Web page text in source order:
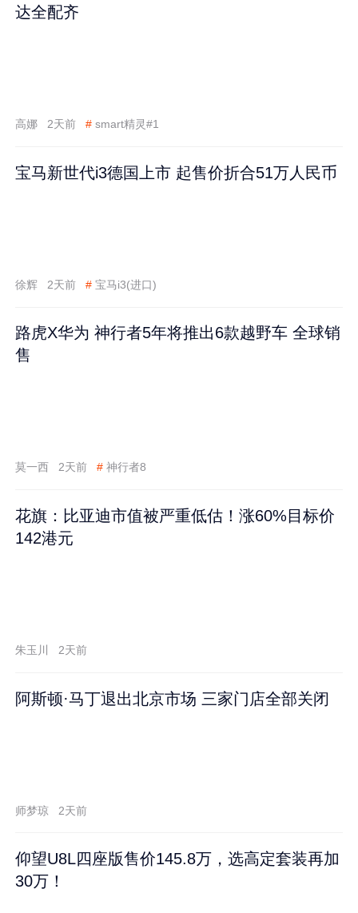
达全配齐
高娜 2天前 # smart精灵#1
宝马新世代i3德国上市 起售价折合51万人民币
徐辉 2天前 # 宝马i3(进口)
路虎X华为 神行者5年将推出6款越野车 全球销
售
莫一西 2天前 # 神行者8
花旗：比亚迪市值被严重低估！涨60%目标价
142港元
朱玉川 2天前
阿斯顿·马丁退出北京市场 三家门店全部关闭
师梦琼 2天前
仰望U8L四座版售价145.8万，选高定套装再加
30万！